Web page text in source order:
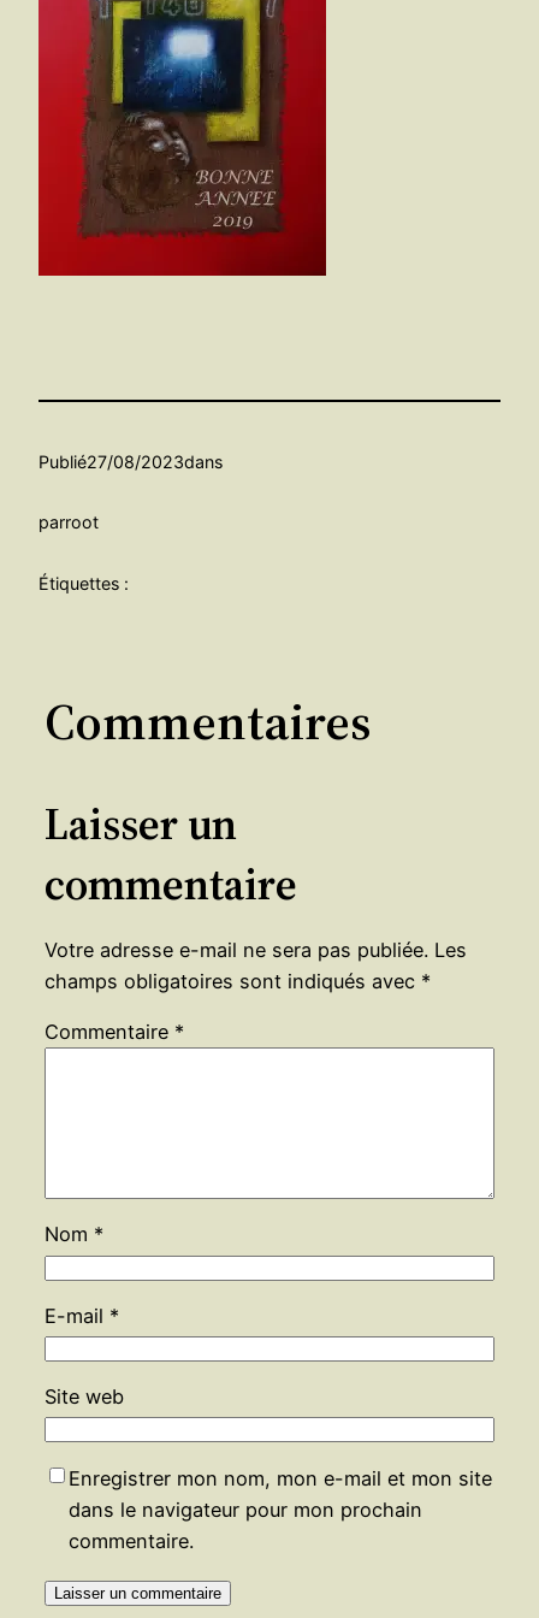
Publié27/08/2023dans
parroot
Étiquettes :
Commentaires
Laisser un
commentaire
Votre adresse e-mail ne sera pas publiée. Les
champs obligatoires sont indiqués avec *
Commentaire *
Nom *
E-mail *
Site web
Enregistrer mon nom, mon e-mail et mon site
dans le navigateur pour mon prochain
commentaire.